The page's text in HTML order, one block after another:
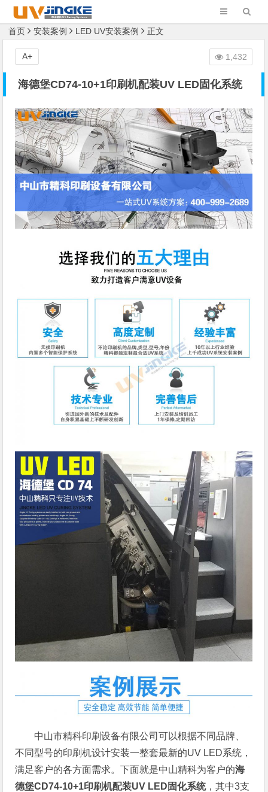
首页 安装案例 LED UV安装案例 正文
海德堡CD74-10+1印刷机配装UV LED固化系统
中山市精科印刷设备有限公司可以根据不同品牌、
不同型号的印刷机设计安装一整套最新的UV LED系统，
满足客户的各方面需求。下面就是中山精科为客户的海
德堡CD74-10+1印刷机配装UV LED固化系统，其中3支
1,432
A+